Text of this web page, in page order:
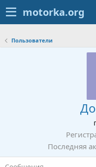
Пользователи
Последняя